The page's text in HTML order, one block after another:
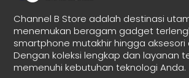
Channel B Store adalah destinasi
menemukan beragam gadget
smartphone mutakhir hingga aksesori
Dengan koleksi lengkap dan layanan
memenuhi kebutuhan teknologi Anda.